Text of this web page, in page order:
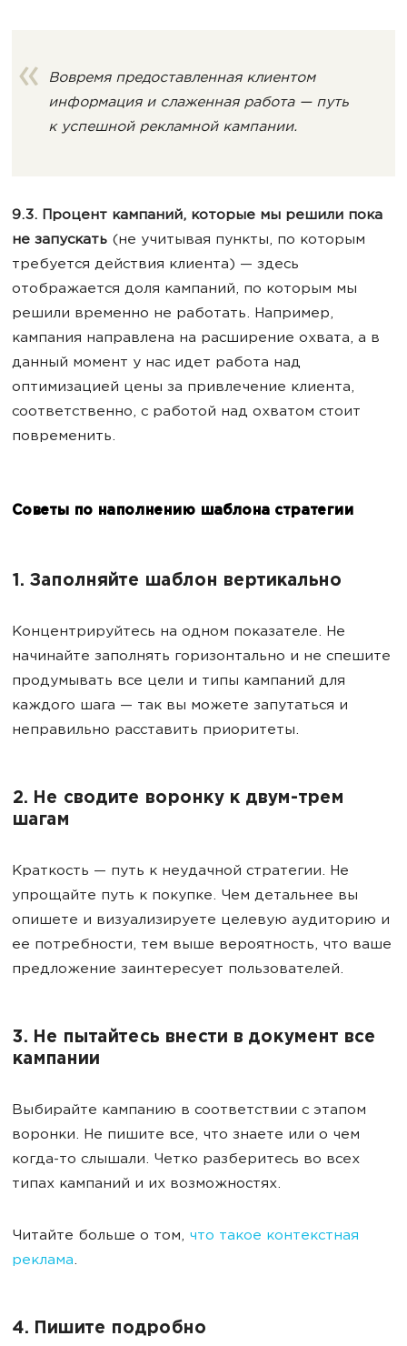
Вовремя предоставленная клиентом
информация и слаженная работа — путь
к успешной рекламной кампании.
9.3. Процент кампаний, которые мы решили пока
не запускать (не учитывая пункты, по которым
требуется действия клиента) — здесь
отображается доля кампаний, по которым мы
решили временно не работать. Например,
кампания направлена на расширение охвата, а в
данный момент у нас идет работа над
оптимизацией цены за привлечение клиента,
соответственно, с работой над охватом стоит
повременить.
Советы по наполнению шаблона стратегии
1. Заполняйте шаблон вертикально
Концентрируйтесь на одном показателе. Не
начинайте заполнять горизонтально и не спешите
продумывать все цели и типы кампаний для
каждого шага — так вы можете запутаться и
неправильно расставить приоритеты.
2. Не сводите воронку к двум-трем
шагам
Краткость — путь к неудачной стратегии. Не
упрощайте путь к покупке. Чем детальнее вы
опишете и визуализируете целевую аудиторию и
ее потребности, тем выше вероятность, что ваше
предложение заинтересует пользователей.
3. Не пытайтесь внести в документ все
кампании
Выбирайте кампанию в соответствии с этапом
воронки. Не пишите все, что знаете или о чем
когда-то слышали. Четко разберитесь во всех
типах кампаний и их возможностях.
Читайте больше о том, что такое контекстная
реклама.
4. Пишите подробно